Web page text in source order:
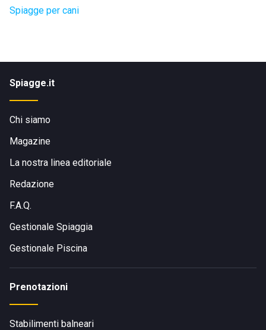
Spiagge per cani
Spiagge.it
Chi siamo
Magazine
La nostra linea editoriale
Redazione
F.A.Q.
Gestionale Spiaggia
Gestionale Piscina
Prenotazioni
Stabilimenti balneari